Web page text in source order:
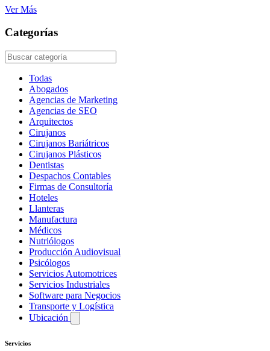
Ver Más
Categorías
Todas
Abogados
Agencias de Marketing
Agencias de SEO
Arquitectos
Cirujanos
Cirujanos Bariátricos
Cirujanos Plásticos
Dentistas
Despachos Contables
Firmas de Consultoría
Hoteles
Llanteras
Manufactura
Médicos
Nutriólogos
Producción Audiovisual
Psicólogos
Servicios Automotrices
Servicios Industriales
Software para Negocios
Transporte y Logística
Ubicación
Servicios